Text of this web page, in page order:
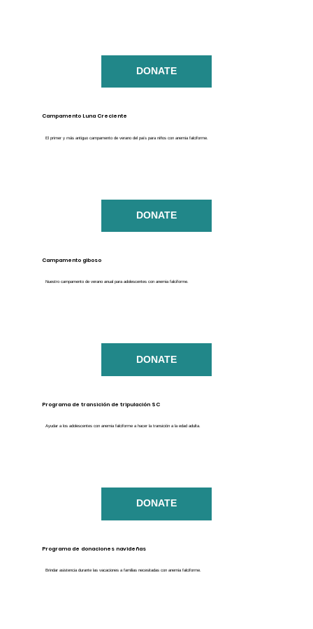
DONATE
Campamento Luna Creciente
El primer y más antiguo campamento de verano del país para niños con anemia falciforme.
DONATE
Campamento giboso
Nuestro campamento de verano anual para adolescentes con anemia falciforme.
DONATE
Programa de transición de tripulación SC
Ayudar a los adolescentes con anemia falciforme a hacer la transición a la edad adulta.
DONATE
Programa de donaciones navideñas
Brindar asistencia durante las vacaciones a familias necesitadas con anemia falciforme.